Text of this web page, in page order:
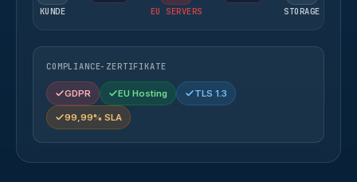
KUNDE EU SERVERS STORAGE
COMPLIANCE-ZERTIFIKATE
GDPR EU Hosting TLS 1.3
99,99% SLA